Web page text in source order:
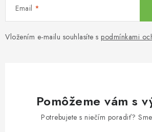
Email
Vložením e-mailu souhlasíte s podmínkami
Pomôžeme vám s
Potrebujete s niečím poradiť?